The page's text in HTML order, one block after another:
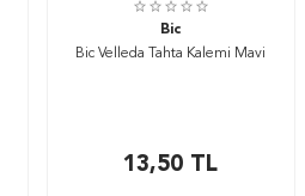
Bic
Bic Velleda Tahta Kalemi Mavi
13,50 TL